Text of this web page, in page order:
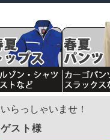
いらっしゃいませ！
ゲスト様